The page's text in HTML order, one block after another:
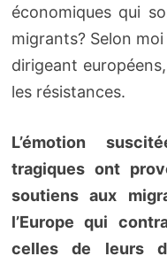
économiques qui
migrants? Selon
dirigeant
les résistances.
L’émotion
tragiques ont
soutiens aux
l’Europe qui
celles de leurs